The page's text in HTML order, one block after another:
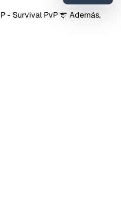
- Survival PvP 🎊 Además,